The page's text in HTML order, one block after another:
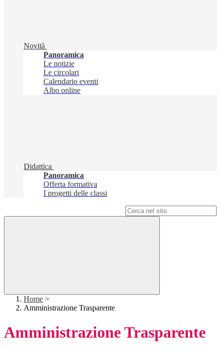
Novità
Panoramica
Le notizie
Le circolari
Calendario eventi
Albo online
Didattica
Panoramica
Offerta formativa
I progetti delle classi
Home >
Amministrazione Trasparente
Amministrazione Trasparente